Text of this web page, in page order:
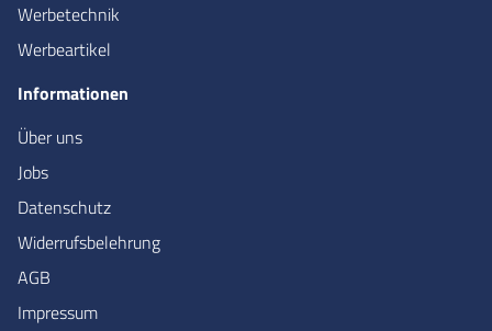
Werbetechnik
Werbeartikel
Informationen
Über uns
Jobs
Datenschutz
Widerrufsbelehrung
AGB
Impressum